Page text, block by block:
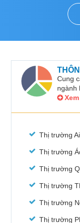
Cung
ngành
Thị trường
Thị trường
Thị trường
Thị trường
Thị trường
Thị trường